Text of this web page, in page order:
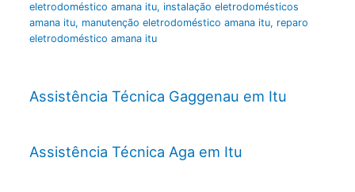
eletrodoméstico amana itu, instalação eletrodomésticos
amana itu, manutenção eletrodoméstico amana itu, reparo
eletrodoméstico amana itu
Assistência Técnica Gaggenau em Itu
Assistência Técnica Aga em Itu